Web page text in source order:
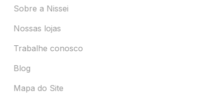
Sobre a Nissei
Nossas lojas
Trabalhe conosco
Blog
Mapa do Site